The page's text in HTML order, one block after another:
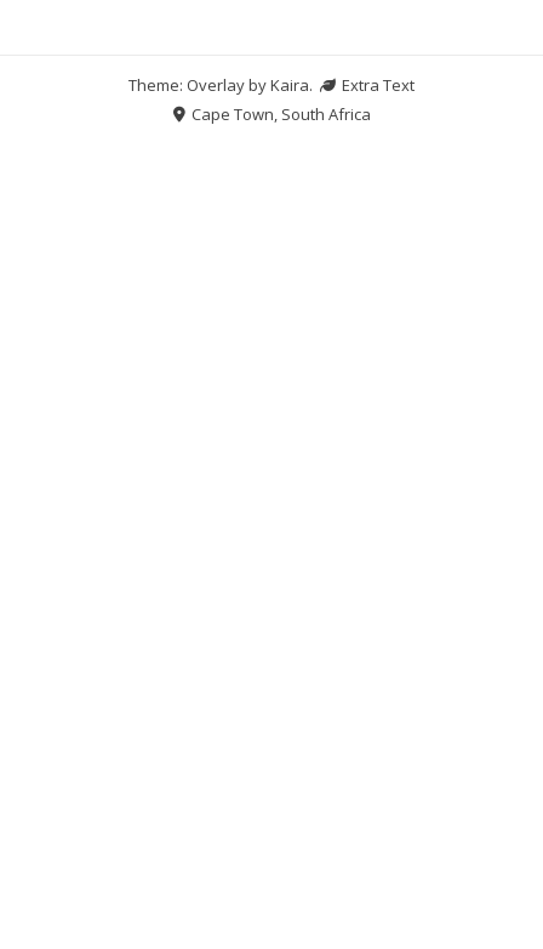
Theme: Overlay byKaira.
Extra Text
Cape Town, South Africa